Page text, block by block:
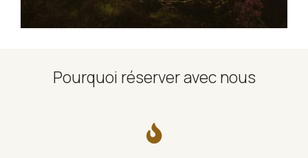
Pourquoi réserver avec nous